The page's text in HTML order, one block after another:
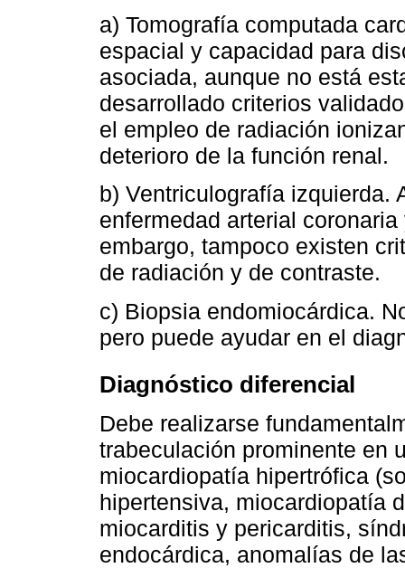
a) Tomografía computada
espacial y capacidad para
asociada, aunque no está
desarrollado criterios
el empleo de radiación
deterioro de la función renal.
b) Ventriculografía izquierda.
enfermedad arterial
embargo, tampoco existen
de radiación y de contraste.
c) Biopsia endomiocárdica.
pero puede ayudar en el
Diagnóstico diferencial
Debe realizarse
trabeculación prominente en
miocardiopatía hipertrófica
hipertensiva, miocardiopatía
miocarditis y pericarditis,
endocárdica, anomalías de